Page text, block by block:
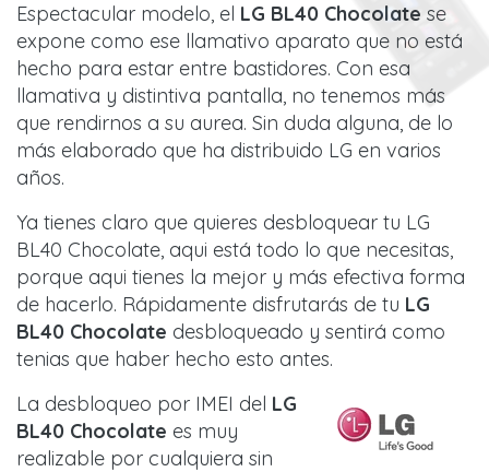
Espectacular modelo, el LG BL40 Chocolate se
expone como ese llamativo aparato que no está
hecho para estar entre bastidores. Con esa
llamativa y distintiva pantalla, no tenemos más
que rendirnos a su aurea. Sin duda alguna, de lo
más elaborado que ha distribuido LG en varios
años.
Ya tienes claro que quieres desbloquear tu LG
BL40 Chocolate, aqui está todo lo que necesitas,
porque aqui tienes la mejor y más efectiva forma
de hacerlo. Rápidamente disfrutarás de tu LG
BL40 Chocolate desbloqueado y sentirá como
tenias que haber hecho esto antes.
La desbloqueo por IMEI del LG
BL40 Chocolate es muy
realizable por cualquiera sin